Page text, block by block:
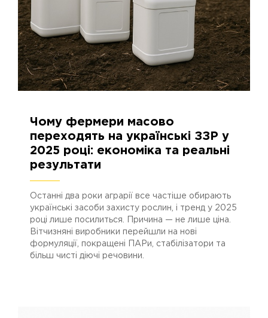
Чому фермери масово
переходять на українські ЗЗР у
2025 році: економіка та реальні
результати
Останні два роки аграрії все частіше обирають
українські засоби захисту рослин, і тренд у 2025
році лише посилиться. Причина — не лише ціна.
Вітчизняні виробники перейшли на нові
формуляції, покращені ПАРи, стабілізатори та
більш чисті діючі речовини.